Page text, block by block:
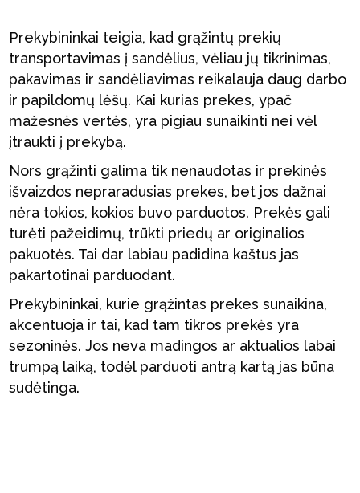
Prekybininkai teigia, kad grąžintų prekių
transportavimas į sandėlius, vėliau jų tikrinimas,
pakavimas ir sandėliavimas reikalauja daug darbo
ir papildomų lėšų. Kai kurias prekes, ypač
mažesnės vertės, yra pigiau sunaikinti nei vėl
įtraukti į prekybą.
Nors grąžinti galima tik nenaudotas ir prekinės
išvaizdos nepraradusias prekes, bet jos dažnai
nėra tokios, kokios buvo parduotos. Prekės gali
turėti pažeidimų, trūkti priedų ar originalios
pakuotės. Tai dar labiau padidina kaštus jas
pakartotinai parduodant.
Prekybininkai, kurie grąžintas prekes sunaikina,
akcentuoja ir tai, kad tam tikros prekės yra
sezoninės. Jos neva madingos ar aktualios labai
trumpą laiką, todėl parduoti antrą kartą jas būna
sudėtinga.